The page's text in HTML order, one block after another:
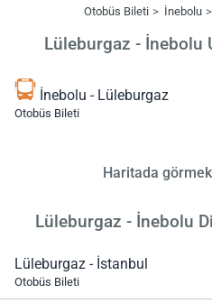
Otobüs Bileti İnebolu
Lüleburgaz - İnebolu
İnebolu - Lüleburgaz
Otobüs Bileti
Haritada görmek
Lüleburgaz - İnebolu
Lüleburgaz - İstanbul
Otobüs Bileti